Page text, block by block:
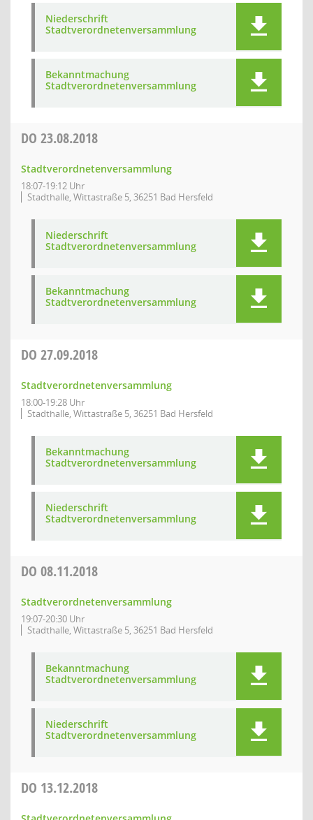
Niederschrift
Stadtverordnetenversammlung
Bekanntmachung
Stadtverordnetenversammlung
DO 23.08.2018
Stadtverordnetenversammlung
18:07-19:12 Uhr
Stadthalle, Wittastraße 5, 36251 Bad Hersfeld
Niederschrift
Stadtverordnetenversammlung
Bekanntmachung
Stadtverordnetenversammlung
DO 27.09.2018
Stadtverordnetenversammlung
18:00-19:28 Uhr
Stadthalle, Wittastraße 5, 36251 Bad Hersfeld
Bekanntmachung
Stadtverordnetenversammlung
Niederschrift
Stadtverordnetenversammlung
DO 08.11.2018
Stadtverordnetenversammlung
19:07-20:30 Uhr
Stadthalle, Wittastraße 5, 36251 Bad Hersfeld
Bekanntmachung
Stadtverordnetenversammlung
Niederschrift
Stadtverordnetenversammlung
DO 13.12.2018